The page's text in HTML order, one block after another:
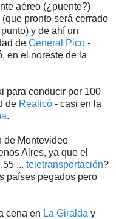
aéreo (¿puente?)
pronto será cerrado
y de ahí un
de General Pico -
en el noreste de la
para conducir por 100
de Realicó - casi en la
.
de Montevideo
Aires, ya que el
... teletransportación?
países pegados pero
cena en La Giralda y